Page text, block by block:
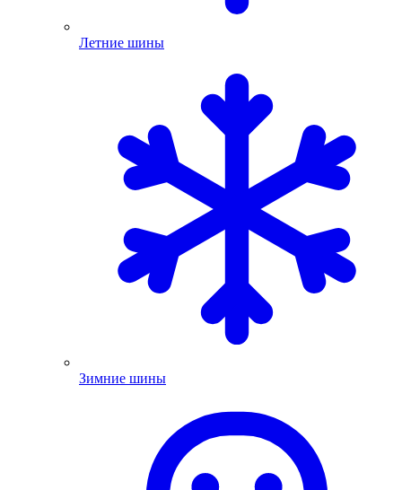
Летние шины
Зимние шины